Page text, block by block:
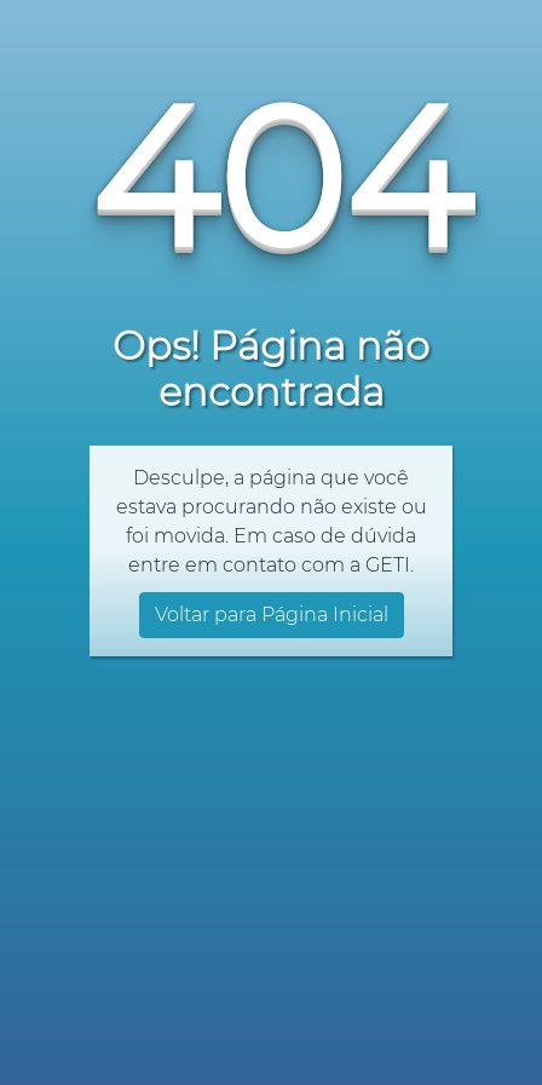
404
Ops! Página não
encontrada
Desculpe, a página que você
estava procurando não existe ou
foi movida. Em caso de dúvida
entre em contato com a GETI.
Voltar para Página Inicial